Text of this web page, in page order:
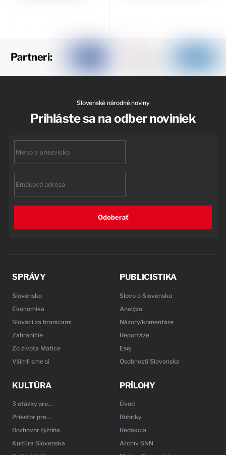
Partneri:
Slovenské národné noviny
Prihláste sa na odber noviniek
Odoberať
SPRÁVY
Slovensko
Ekonomika
Slováci za hranicami
Zahraničie
Zo života Matice
Všimli sme si
PUBLICISTIKA
Slovo o Slovensku
Analýza
Názory/komentáre
Reportáže
Esej
Osobnosti Slovenska
KULTÚRA
3 otázky pre…
Priestor pre…
Rozhovor týždňa
Kultúra Slovenska
PRÍLOHY
Úvod
Rubriky
Redakcia
Archív SNN